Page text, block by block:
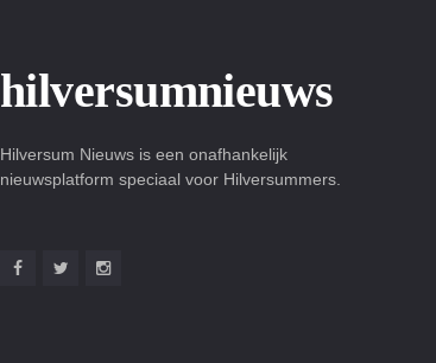
hilversumnieuws
Hilversum Nieuws is een onafhankelijk
nieuwsplatform speciaal voor Hilversummers.